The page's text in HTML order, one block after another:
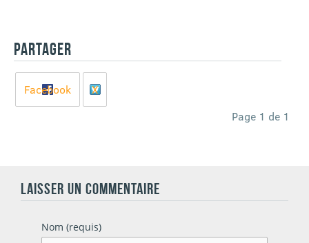
PARTAGER
Facebook
X
Page 1 de 1
LAISSER UN COMMENTAIRE
Nom (requis)